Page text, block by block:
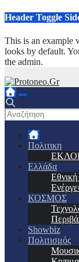
Μετάβαση
περιεχόμενο
Header Toggle
This is an example
looks by default.
the admin.
Πολιτικη
Ελλάδα
ΚΟΣΜΟΣ
Showbiz
Πολιτισμός